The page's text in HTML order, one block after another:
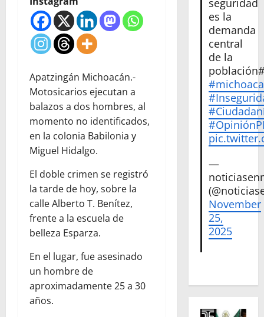
Apatzingán Michoacán.-
Motosicarios ejecutan a
balazos a dos hombres, al
momento no identificados,
en la colonia Babilonia y
Miguel Hidalgo.
El doble crimen se registró
la tarde de hoy, sobre la
calle Alberto T. Benítez,
frente a la escuela de
belleza Esparza.
En el lugar, fue asesinado
un hombre de
aproximadamente 25 a 30
años.
seguridad
es la
demanda
central
de la
—
November
25,
2025